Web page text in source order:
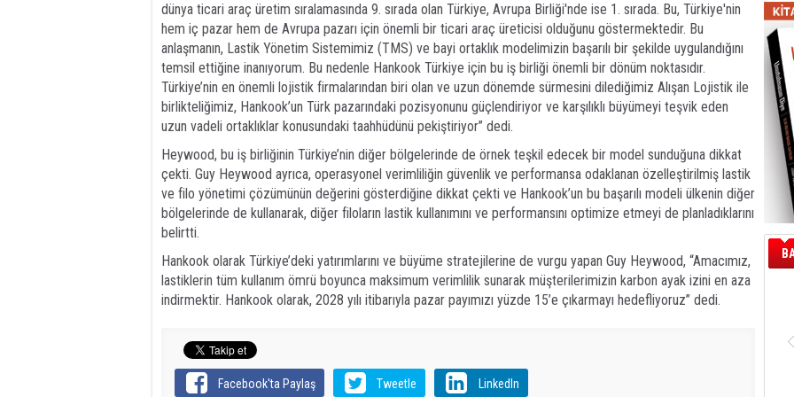
dünya ticari araç üretim sıralamasında 9. sırada olan Türkiye, Avrupa Birliği'nde ise 1. sırada. Bu, Türkiye'nin
hem iç pazar hem de Avrupa pazarı için önemli bir ticari araç üreticisi olduğunu göstermektedir. Bu
anlaşmanın, Lastik Yönetim Sistemimiz (TMS) ve bayi ortaklık modelimizin başarılı bir şekilde uygulandığını
temsil ettiğine inanıyorum. Bu nedenle Hankook Türkiye için bu iş birliği önemli bir dönüm noktasıdır.
Türkiye’nin en önemli lojistik firmalarından biri olan ve uzun dönemde sürmesini dilediğimiz Alışan Lojistik ile
birlikteliğimiz, Hankook’un Türk pazarındaki pozisyonunu güçlendiriyor ve karşılıklı büyümeyi teşvik eden
uzun vadeli ortaklıklar konusundaki taahhüdünü pekiştiriyor” dedi.
Heywood, bu iş birliğinin Türkiye’nin diğer bölgelerinde de örnek teşkil edecek bir model sunduğuna dikkat
çekti. Guy Heywood ayrıca, operasyonel verimliliğin güvenlik ve performansa odaklanan özelleştirilmiş lastik
ve filo yönetimi çözümünün değerini gösterdiğine dikkat çekti ve Hankook’un bu başarılı modeli ülkenin diğer
bölgelerinde de kullanarak, diğer filoların lastik kullanımını ve performansını optimize etmeyi de planladıklarını
belirtti.
Hankook olarak Türkiye’deki yatırımlarını ve büyüme stratejilerine de vurgu yapan Guy Heywood, “Amacımız,
lastiklerin tüm kullanım ömrü boyunca maksimum verimlilik sunarak müşterilerimizin karbon ayak izini en aza
indirmektir. Hankook olarak, 2028 yılı itibarıyla pazar payımızı yüzde 15’e çıkarmayı hedefliyoruz” dedi.
Facebook'ta Paylaş Tweetle LinkedIn